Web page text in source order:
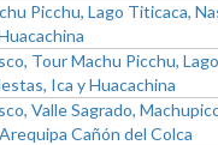
Picchu, Lago Titicaca,
Tour Machu Picchu,
Ica y Huacachina
Valle Sagrado,
Cañón del Colca